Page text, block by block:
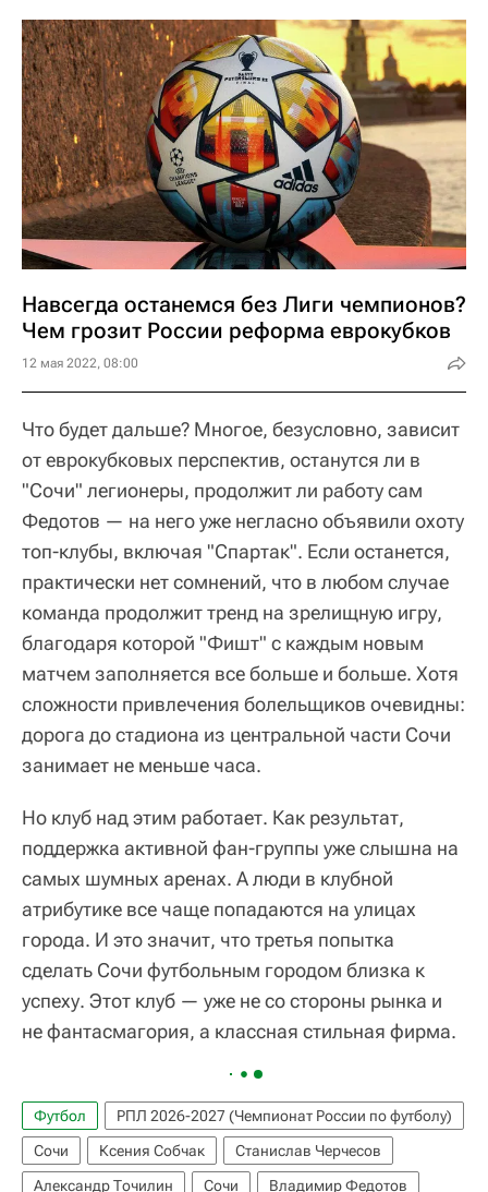
Навсегда останемся без Лиги чемпионов?
Чем грозит России реформа еврокубков
12 мая 2022, 08:00
Что будет дальше? Многое, безусловно, зависит
от еврокубковых перспектив, останутся ли в
"Сочи" легионеры, продолжит ли работу сам
Федотов — на него уже негласно объявили охоту
топ-клубы, включая "Спартак". Если останется,
практически нет сомнений, что в любом случае
команда продолжит тренд на зрелищную игру,
благодаря которой "Фишт" с каждым новым
матчем заполняется все больше и больше. Хотя
сложности привлечения болельщиков очевидны:
дорога до стадиона из центральной части Сочи
занимает не меньше часа.
Но клуб над этим работает. Как результат,
поддержка активной фан-группы уже слышна на
самых шумных аренах. А люди в клубной
атрибутике все чаще попадаются на улицах
города. И это значит, что третья попытка
сделать Сочи футбольным городом близка к
успеху. Этот клуб — уже не со стороны рынка и
не фантасмагория, а классная стильная фирма.
Футбол
РПЛ 2026-2027 (Чемпионат России по футболу)
Сочи
Ксения Собчак
Станислав Черчесов
Александр Точилин
Сочи
Владимир Федотов